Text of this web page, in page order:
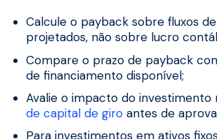
Calcule o payback sobre fluxos
projetados, não sobre lucro
Compare o prazo de payback
de financiamento disponível;
Avalie o impacto do investimento
de capital de giro antes de
Para investimentos em ativos